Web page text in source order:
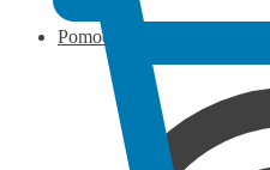
Pomoc